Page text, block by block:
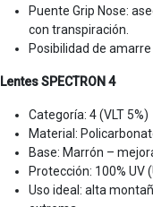
Puente Grip Nose:
con transpiración.
Posibilidad de
Lentes SPECTRON 4
Categoría: 4 (VLT 5%)
Material:
Base: Marrón –
Protección: 100% UV
Uso ideal: alta